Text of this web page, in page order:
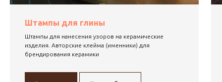
Штампы для глины
Штампы для нанесения узоров на керамические
изделия. Авторские клейма (именники) для
брендирования керамики